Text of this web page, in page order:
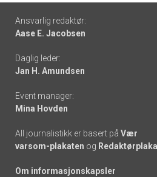
Footer
-
links
Ansvarlig redaktør:
Aase E. Jacobsen
Daglig leder:
Jan H. Amundsen
Event manager:
Mina Hovden
All journalistikk er basert på Vær
varsom-plakaten og
Om informasjonskapsler